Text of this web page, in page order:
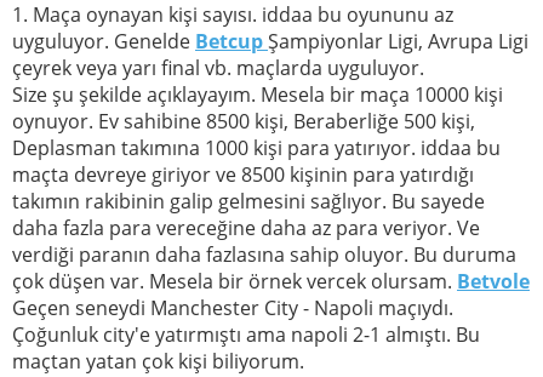
1. Maça oynayan kişi sayısı. iddaa bu oyununu az
uyguluyor. Genelde BetcupŞampiyonlar Ligi, Avrupa Ligi
çeyrek veya yarı final vb. maçlarda uyguluyor.
Size şu şekilde açıklayayım. Mesela bir maça 10000 kişi
oynuyor. Ev sahibine 8500 kişi, Beraberliğe 500 kişi,
Deplasman takımına 1000 kişi para yatırıyor. iddaa bu
maçta devreye giriyor ve 8500 kişinin para yatırdığı
takımın rakibinin galip gelmesini sağlıyor. Bu sayede
daha fazla para vereceğine daha az para veriyor. Ve
verdiği paranın daha fazlasına sahip oluyor. Bu duruma
çok düşen var. Mesela bir örnek vercek olursam. Betvole
Geçen seneydi Manchester City - Napoli maçıydı.
Çoğunluk city'e yatırmıştı ama napoli 2-1 almıştı. Bu
maçtan yatan çok kişi biliyorum.